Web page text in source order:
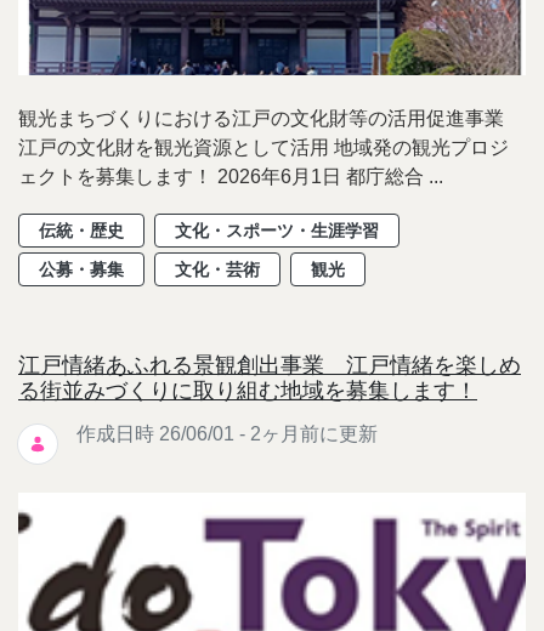
観光まちづくりにおける江戸の文化財等の活用促進事業
江戸の文化財を観光資源として活用 地域発の観光プロジ
ェクトを募集します！ 2026年6月1日 都庁総合 ...
伝統・歴史
文化・スポーツ・生涯学習
公募・募集
文化・芸術 観光
江戸情緒あふれる景観創出事業 江戸情緒を楽しめ
る街並みづくりに取り組む地域を募集します！
作成日時 26/06/01 - 2ヶ月前に更新